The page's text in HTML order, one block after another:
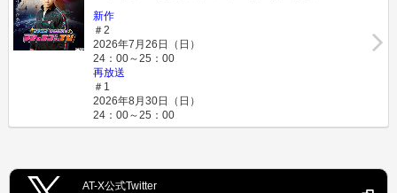
新作
＃2
2026年7月26日（日）
24：00～25：00
再放送
＃1
2026年8月30日（日）
24：00～25：00
AT-X公式Twitter